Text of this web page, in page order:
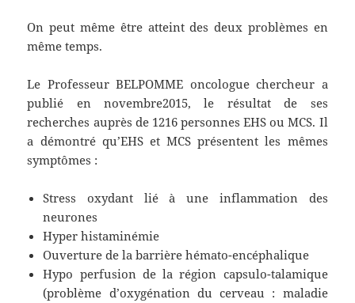
On peut même être atteint des deux problèmes en
même temps.
Le Professeur BELPOMME oncologue chercheur a
publié en novembre2015, le résultat de ses
recherches auprès de 1216 personnes EHS ou MCS. Il
a démontré qu’EHS et MCS présentent les mêmes
symptômes :
Stress oxydant lié à une inflammation des
neurones
Hyper histaminémie
Ouverture de la barrière hémato-encéphalique
Hypo perfusion de la région capsulo-talamique
(problème d’oxygénation du cerveau : maladie